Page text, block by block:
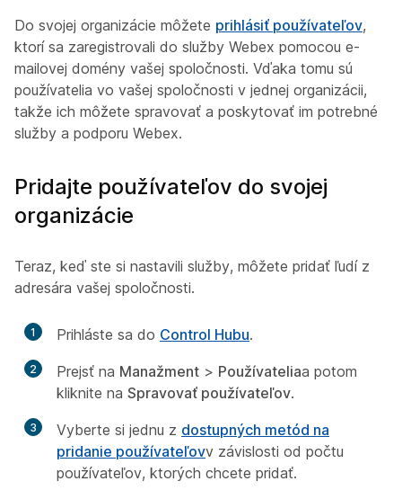
Do svojej organizácie môžete prihlásiť používateľov,
ktorí sa zaregistrovali do služby Webex pomocou e-
mailovej domény vašej spoločnosti. Vďaka tomu sú
používatelia vo vašej spoločnosti v jednej organizácii,
takže ich môžete spravovať a poskytovať im potrebné
služby a podporu Webex.
Pridajte používateľov do svojej
organizácie
Teraz, keď ste si nastavili služby, môžete pridať ľudí z
adresára vašej spoločnosti.
1 Prihláste sa do Control Hubu.
2 Prejsť na Manažment > Používateliaa potom
kliknite na Spravovať používateľov.
3 Vyberte si jednu z dostupných metód na
pridanie používateľovv závislosti od počtu
používateľov, ktorých chcete pridať.